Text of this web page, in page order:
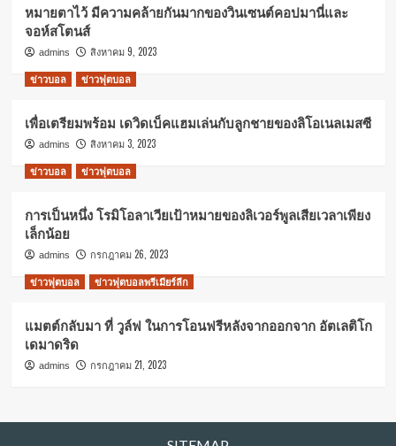
หมายตาไว้ มีความคล้ายกันมากของวินเซนต์คอปมานี่และ
จอห์สโตนส์
admins
สิงหาคม 9, 2023
ข่าวบอล
ข่าวฟุตบอล
เพื่อเตรียมพร้อม เดวิดเบ็คแฮมเล่นกับลูกชายของลิโอเนลเมสซี
admins
สิงหาคม 3, 2023
ข่าวบอล
ข่าวฟุตบอล
การเป็นหนึ่ง โรมิโอลาเวียเป้าหมายของลิเวอร์พูลเสียเวลาเพียง
เล็กน้อย
admins
กรกฎาคม 26, 2023
ข่าวฟุตบอล
ข่าวฟุตบอลพรีเมียร์ลีก
แมตต์กลับมา ที่ วูล์ฟ ในการโอนฟรีหลังจากออกจาก อัตเลติโก
เดมาดริด
admins กรกฎาคม 21, 2023